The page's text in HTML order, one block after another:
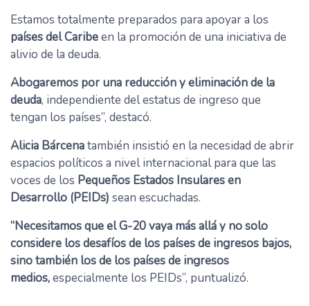
Estamos totalmente preparados para apoyar a los
países del Caribeen la promoción de una iniciativa de
alivio de la deuda.
Abogaremos por una reducción y eliminación de la
deuda, independiente del estatus de ingreso que
tengan los países”, destacó.
Alicia Bárcenatambién insistió en la necesidad de abrir
espacios políticos a nivel internacional para que las
voces de los Pequeños Estados Insulares en
Desarrollo (PEIDs) sean escuchadas.
“Necesitamos que el G-20 vaya más allá y no solo
considere los desafíos de los países de ingresos bajos,
sino también los de los países de ingresos
medios,especialmente los PEIDs”, puntualizó.